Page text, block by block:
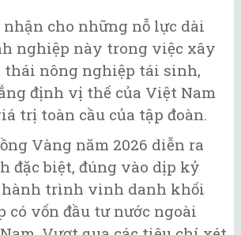
cho những nỗ lực dài
nghiệp này trong việc xây
thái nông nghiệp tái sinh,
định vị thế của Việt Nam
trị toàn cầu của tập đoàn.
Vàng năm 2026 diễn ra
đặc biệt, đúng vào dịp kỷ
hành trình vinh danh khối
có vốn đầu tư nước ngoài